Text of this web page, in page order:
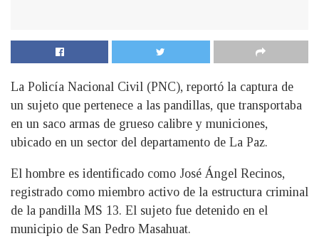
La Policía Nacional Civil (PNC), reportó la captura de
un sujeto que pertenece a las pandillas, que transportaba
en un saco armas de grueso calibre y municiones,
ubicado en un sector del departamento de La Paz.
El hombre es identificado como José Ángel Recinos,
registrado como miembro activo de la estructura criminal
de la pandilla MS 13. El sujeto fue detenido en el
municipio de San Pedro Masahuat.